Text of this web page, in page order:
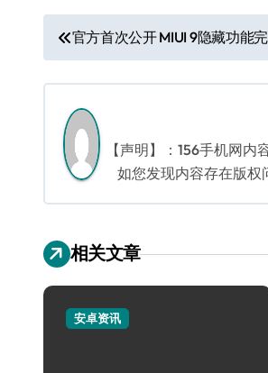
文
章
导
航
官方首次公开 MIUI 9隐藏功能
【声明】：156手机网
如您发现内容存在版权
相关文章
安卓资讯